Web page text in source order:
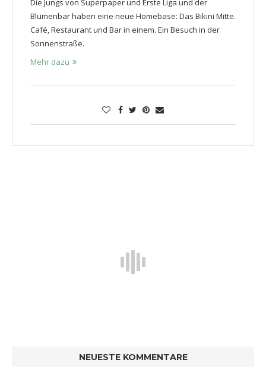
Die Jungs von Superpaper und Erste Liga und der
Blumenbar haben eine neue Homebase: Das Bikini Mitte.
Café, Restaurant und Bar in einem. Ein Besuch in der
Sonnenstraße.
Mehr dazu
NEUESTE KOMMENTARE